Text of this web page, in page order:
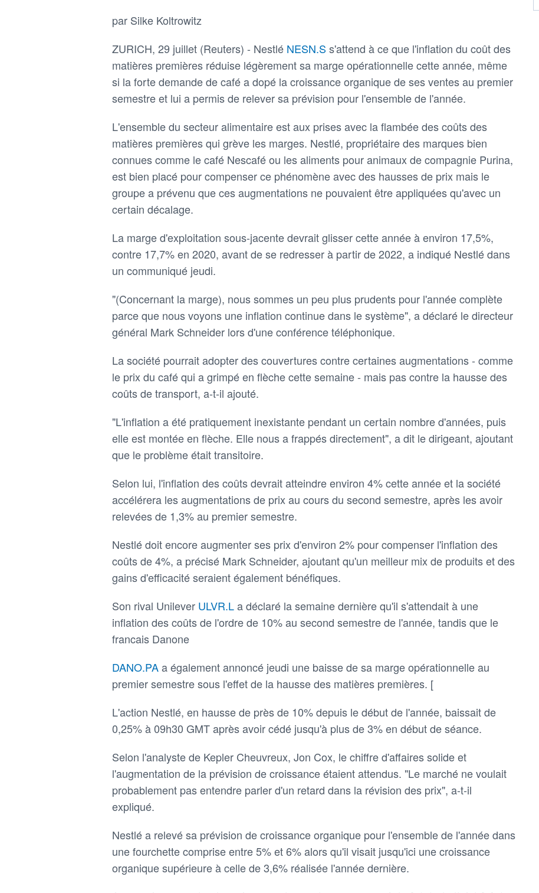
par Silke Koltrowitz
ZURICH, 29 juillet (Reuters) - Nestlé NESN.S s'attend à ce que l'inflation du coût des
matières premières réduise légèrement sa marge opérationnelle cette année, même
si la forte demande de café a dopé la croissance organique de ses ventes au premier
semestre et lui a permis de relever sa prévision pour l'ensemble de l'année.
L'ensemble du secteur alimentaire est aux prises avec la flambée des coûts des
matières premières qui grève les marges. Nestlé, propriétaire des marques bien
connues comme le café Nescafé ou les aliments pour animaux de compagnie Purina,
est bien placé pour compenser ce phénomène avec des hausses de prix mais le
groupe a prévenu que ces augmentations ne pouvaient être appliquées qu'avec un
certain décalage.
La marge d'exploitation sous-jacente devrait glisser cette année à environ 17,5%,
contre 17,7% en 2020, avant de se redresser à partir de 2022, a indiqué Nestlé dans
un communiqué jeudi.
"(Concernant la marge), nous sommes un peu plus prudents pour l'année complète
parce que nous voyons une inflation continue dans le système", a déclaré le directeur
général Mark Schneider lors d'une conférence téléphonique.
La société pourrait adopter des couvertures contre certaines augmentations - comme
le prix du café qui a grimpé en flèche cette semaine - mais pas contre la hausse des
coûts de transport, a-t-il ajouté.
"L'inflation a été pratiquement inexistante pendant un certain nombre d'années, puis
elle est montée en flèche. Elle nous a frappés directement", a dit le dirigeant, ajoutant
que le problème était transitoire.
Selon lui, l'inflation des coûts devrait atteindre environ 4% cette année et la société
accélérera les augmentations de prix au cours du second semestre, après les avoir
relevées de 1,3% au premier semestre.
Nestlé doit encore augmenter ses prix d'environ 2% pour compenser l'inflation des
coûts de 4%, a précisé Mark Schneider, ajoutant qu'un meilleur mix de produits et des
gains d'efficacité seraient également bénéfiques.
Son rival Unilever ULVR.La déclaré la semaine dernière qu'il s'attendait à une
inflation des coûts de l'ordre de 10% au second semestre de l'année, tandis que le
francais Danone
DANO.PAa également annoncé jeudi une baisse de sa marge opérationnelle au
premier semestre sous l'effet de la hausse des matières premières. [
L'action Nestlé, en hausse de près de 10% depuis le début de l'année, baissait de
0,25% à 09h30 GMT après avoir cédé jusqu'à plus de 3% en début de séance.
Selon l'analyste de Kepler Cheuvreux, Jon Cox, le chiffre d'affaires solide et
l'augmentation de la prévision de croissance étaient attendus. "Le marché ne voulait
probablement pas entendre parler d'un retard dans la révision des prix", a-t-il
expliqué.
Nestlé a relevé sa prévision de croissance organique pour l'ensemble de l'année dans
une fourchette comprise entre 5% et 6% alors qu'il visait jusqu'ici une croissance
organique supérieure à celle de 3,6% réalisée l'année dernière.